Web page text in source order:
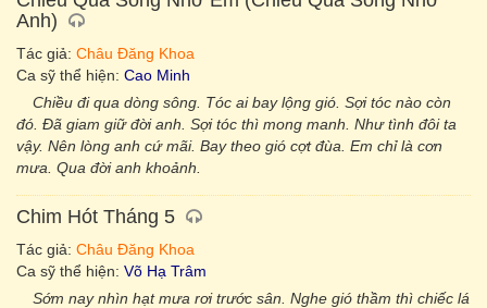
Anh)
Tác giả: Châu Đăng Khoa
Ca sỹ thể hiện: Cao Minh
Chiều đi qua dòng sông. Tóc ai bay lộng gió. Sợi tóc nào còn
đó. Đã giam giữ đời anh. Sợi tóc thì mong manh. Như tình đôi ta
vậy. Nên lòng anh cứ mãi. Bay theo gió cợt đùa. Em chỉ là cơn
mưa. Qua đời anh khoảnh.
Chim Hót Tháng 5
Tác giả: Châu Đăng Khoa
Ca sỹ thể hiện: Võ Hạ Trâm
Sớm nay nhìn hạt mưa rơi trước sân. Nghe gió thầm thì chiếc lá